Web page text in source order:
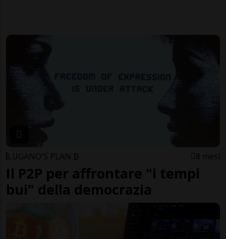
LUGANO'S PLAN ₿ 8 mesi
Il P2P per affrontare "i tempi
bui" della democrazia